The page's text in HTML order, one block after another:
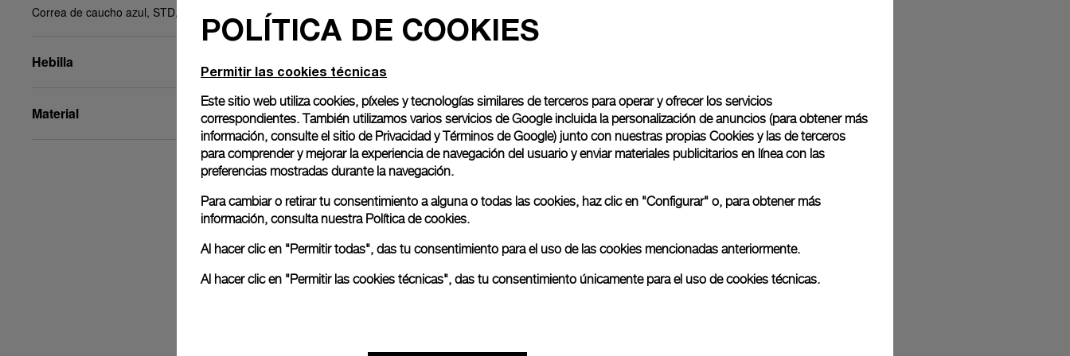
Correa de caucho azul, STD, 22/20, BA
Hebilla
Material
POLÍTICA DE COOKIES
Permitir las cookies técnicas
Este sitio web utiliza cookies, píxeles y tecnologías similares de terceros para operar y ofrecer los servicios
correspondientes. También utilizamos varios servicios de Google incluida la personalización de anuncios (para obtener más
información, consulte el sitio de Privacidad y Términos de Google) junto con nuestras propias Cookies y las de terceros
para comprender y mejorar la experiencia de navegación del usuario y enviar materiales publicitarios en línea con las
preferencias mostradas durante la navegación.
Para cambiar o retirar tu consentimiento a alguna o todas las cookies, haz clic en "Configurar" o, para obtener más
información, consulta nuestra Política de cookies.
Al hacer clic en "Permitir todas", das tu consentimiento para el uso de las cookies mencionadas anteriormente.
Al hacer clic en "Permitir las cookies técnicas", das tu consentimiento únicamente para el uso de cookies técnicas.